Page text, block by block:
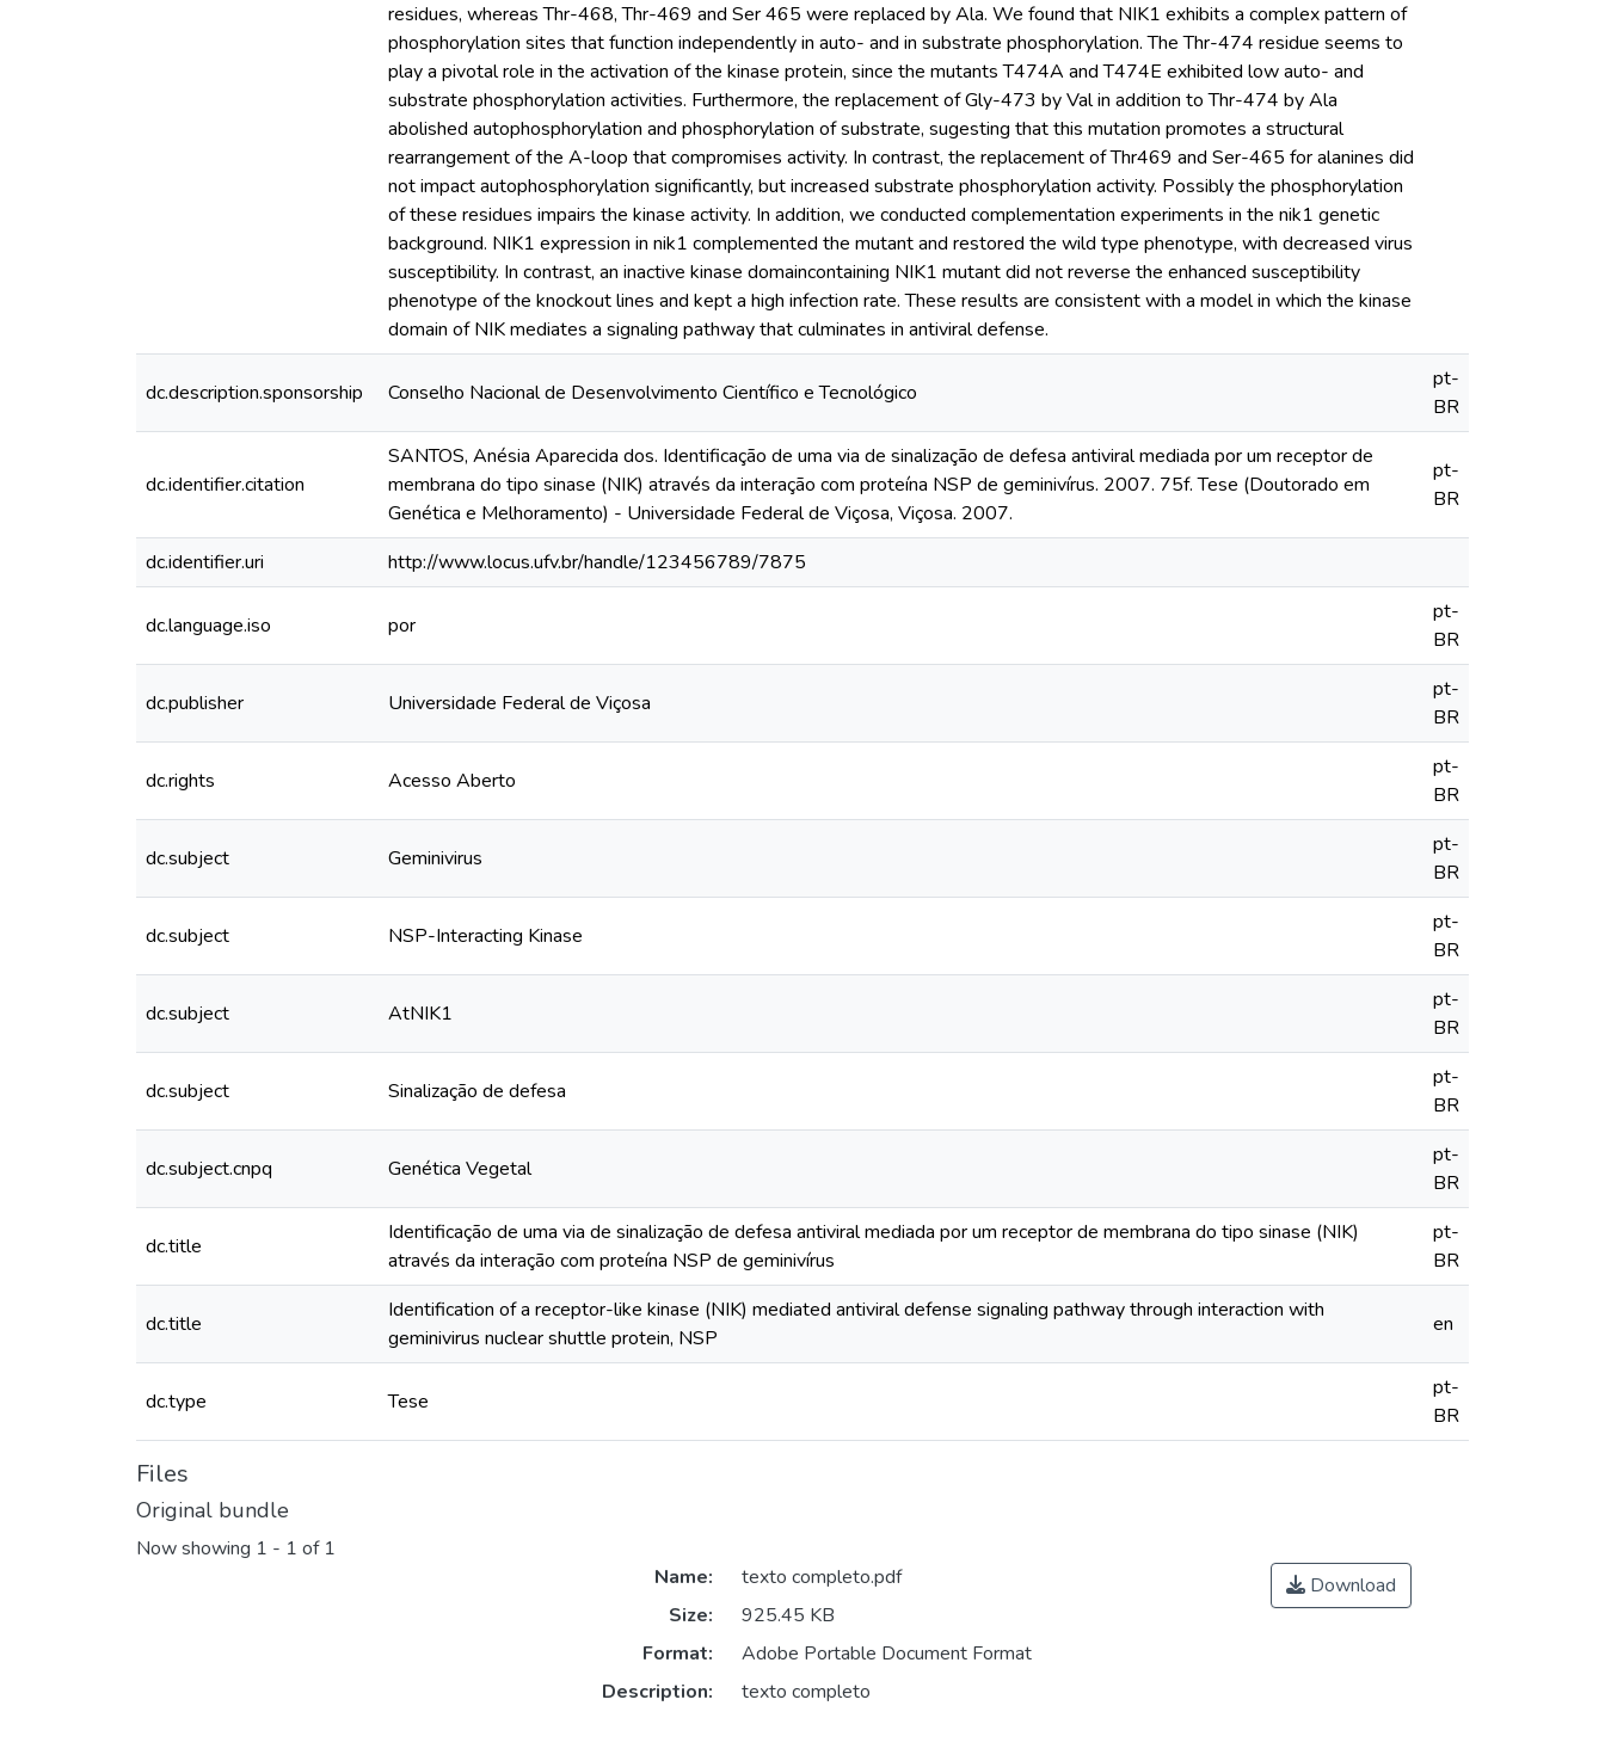
residues, whereas Thr-468, Thr-469 and Ser 465 were replaced by Ala. We found that NIK1 exhibits a complex pattern of
phosphorylation sites that function independently in auto- and in substrate phosphorylation. The Thr-474 residue seems to
play a pivotal role in the activation of the kinase protein, since the mutants T474A and T474E exhibited low auto- and
substrate phosphorylation activities. Furthermore, the replacement of Gly-473 by Val in addition to Thr-474 by Ala
abolished autophosphorylation and phosphorylation of substrate, sugesting that this mutation promotes a structural
rearrangement of the A-loop that compromises activity. In contrast, the replacement of Thr469 and Ser-465 for alanines did
not impact autophosphorylation significantly, but increased substrate phosphorylation activity. Possibly the phosphorylation
of these residues impairs the kinase activity. In addition, we conducted complementation experiments in the nik1 genetic
background. NIK1 expression in nik1 complemented the mutant and restored the wild type phenotype, with decreased virus
susceptibility. In contrast, an inactive kinase domaincontaining NIK1 mutant did not reverse the enhanced susceptibility
phenotype of the knockout lines and kept a high infection rate. These results are consistent with a model in which the kinase
domain of NIK mediates a signaling pathway that culminates in antiviral defense.
dc.description.sponsorship Conselho Nacional de Desenvolvimento Científico e Tecnológico
pt-
BR
dc.identifier.citation
SANTOS, Anésia Aparecida dos. Identificação de uma via de sinalização de defesa antiviral mediada por um receptor de
membrana do tipo sinase (NIK) através da interação com proteína NSP de geminivírus. 2007. 75f. Tese (Doutorado em
Genética e Melhoramento) - Universidade Federal de Viçosa, Viçosa. 2007.
pt-
BR
dc.identifier.uri http://www.locus.ufv.br/handle/123456789/7875
dc.language.iso por
pt-
BR
dc.publisher Universidade Federal de Viçosa
pt-
BR
dc.rights Acesso Aberto
pt-
BR
dc.subject Geminivirus
pt-
BR
dc.subject NSP-Interacting Kinase
pt-
BR
dc.subject AtNIK1
pt-
BR
dc.subject Sinalização de defesa
pt-
BR
dc.subject.cnpq Genética Vegetal
pt-
BR
dc.title
Identificação de uma via de sinalização de defesa antiviral mediada por um receptor de membrana do tipo sinase (NIK)
através da interação com proteína NSP de geminivírus
pt-
BR
dc.title
Identification of a receptor-like kinase (NIK) mediated antiviral defense signaling pathway through interaction with
geminivirus nuclear shuttle protein, NSP
en
dc.type Tese
pt-
BR
Files
Original bundle
Now showing 1 - 1 of 1
Name:
texto completo.pdf
Size:
925.45 KB
Format:
Adobe Portable Document Format
Description:
texto completo
Download